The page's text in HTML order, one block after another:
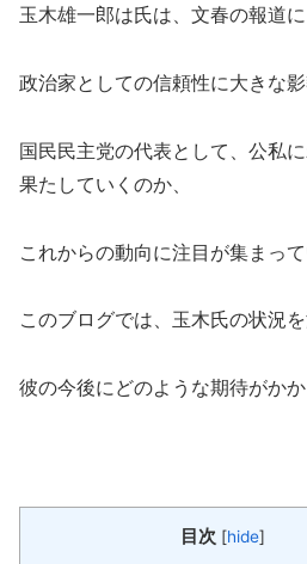
玉木雄一郎は氏は、文春の報道
政治家としての信頼性に大きな影
国民民主党の代表として、公私
果たしていくのか、
これからの動向に注目が集まって
このブログでは、玉木氏の状況を
彼の今後にどのような期待がか
目次 [hide]